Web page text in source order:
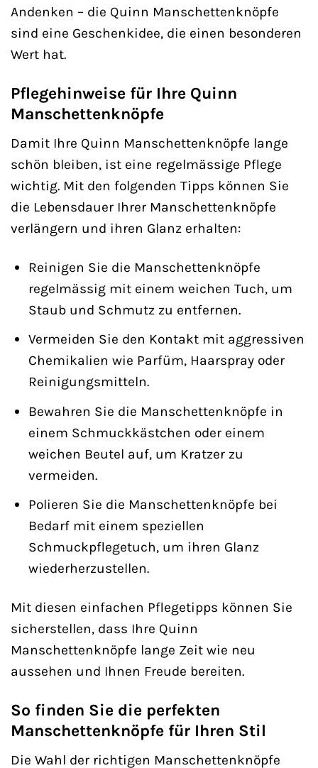
Andenken – die Quinn Manschettenknöpfe
sind eine Geschenkidee, die einen besonderen
Wert hat.
Pflegehinweise für Ihre Quinn
Manschettenknöpfe
Damit Ihre Quinn Manschettenknöpfe lange
schön bleiben, ist eine regelmässige Pflege
wichtig. Mit den folgenden Tipps können Sie
die Lebensdauer Ihrer Manschettenknöpfe
verlängern und ihren Glanz erhalten:
Reinigen Sie die Manschettenknöpfe
regelmässig mit einem weichen Tuch, um
Staub und Schmutz zu entfernen.
Vermeiden Sie den Kontakt mit aggressiven
Chemikalien wie Parfüm, Haarspray oder
Reinigungsmitteln.
Bewahren Sie die Manschettenknöpfe in
einem Schmuckkästchen oder einem
weichen Beutel auf, um Kratzer zu
vermeiden.
Polieren Sie die Manschettenknöpfe bei
Bedarf mit einem speziellen
Schmuckpflegetuch, um ihren Glanz
wiederherzustellen.
Mit diesen einfachen Pflegetipps können Sie
sicherstellen, dass Ihre Quinn
Manschettenknöpfe lange Zeit wie neu
aussehen und Ihnen Freude bereiten.
So finden Sie die perfekten
Manschettenknöpfe für Ihren Stil
Die Wahl der richtigen Manschettenknöpfe